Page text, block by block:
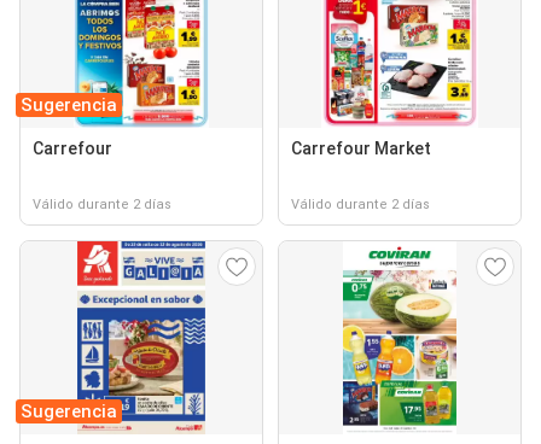
Sugerencia
Carrefour
Válido durante 2 días
Carrefour Market
Válido durante 2 días
Sugerencia